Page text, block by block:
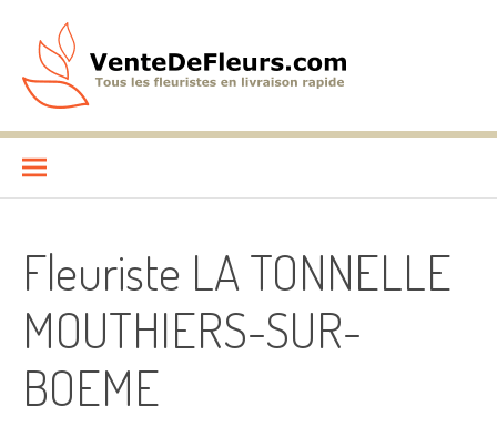
contenu
VenteDeFleurs.com
Fleuriste LA TONNELLE
MOUTHIERS-SUR-
BOEME